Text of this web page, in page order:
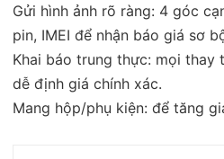
Gửi hình ảnh rõ ràng: 4 góc
pin, IMEI để nhận báo giá sơ
Khai báo trung thực: mọi thay
dễ định giá chính xác.
Mang hộp/phụ kiện: để tăng